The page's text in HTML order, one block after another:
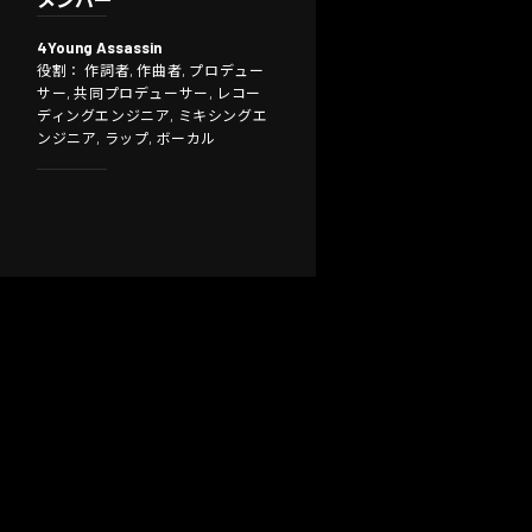
4Young Assassin
役割： 作詞者, 作曲者, プロデュー
サー, 共同プロデューサー, レコー
ディングエンジニア, ミキシングエ
ンジニア, ラップ, ボーカル